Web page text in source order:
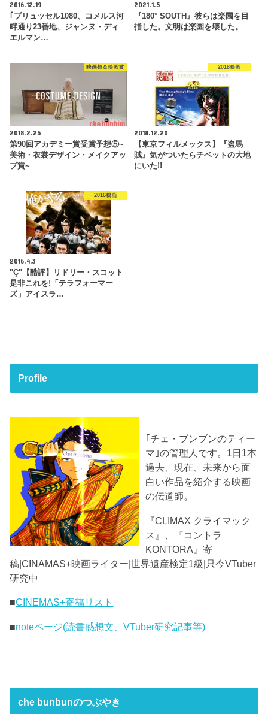
2016.12.19
｢ブリュッセル1080、コメルス河
畔通り23番地、ジャンヌ・ディ
エルマン…
2021.1.5
『180° SOUTH』彼らは楽園を目
指した。文明は楽園を壊した。
映画祭＆映画賞
2018.2.25
第90回アカデミー賞受賞予想⑤~
美術・衣裳デザイン・メイクアッ
プ賞~
2018映画
2018.12.20
【東京フィルメックス】『盗馬
賊』気がついたらチベットの大地
にいた!!
2016映画
2016.4.3
"Ç"【酷評】リドリー・スコット
是非これを!「テラフォーマー
ズ」アイスラ…
Profile
｢チェ・ブンブンのティー
マ｣の管理人です。1日1本
過去、現在、未来から面
白い作品を紹介する映画
の伝道師。
『CLIMAX クライマック
ス』、『コントラ
KONTORA』寄
稿|CINAMAS+映画ライター|世界遺産検定1級|只今VTuber
研究中
■CINEMAS+寄稿リスト
■noteページ(読書感想文、VTuber研究記事等)
che bunbunのつぶやき